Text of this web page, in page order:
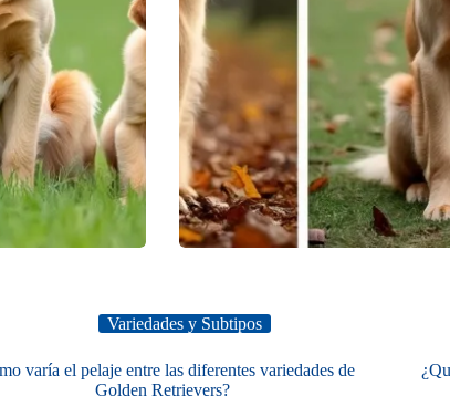
Variedades y Subtipos
varía el pelaje entre las diferentes variedades de
Golden Retrievers?